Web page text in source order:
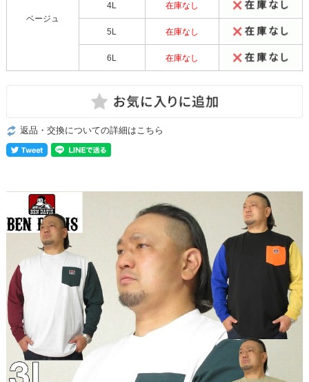
ベージュ
4L 在庫なし
5L 在庫なし
6L 在庫なし
返品・交換についての詳細はこちら